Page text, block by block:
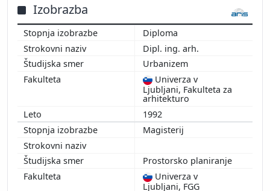
2009
2010
2011
2012
2013
2014
Izobrazba
Diploma
Dipl. ing. arh.
Urbanizem
Univerza v
Ljubljani, Fakulteta za
arhitekturo
1992
Magisterij
Prostorsko planiranje
Univerza v
Ljubljani, FGG